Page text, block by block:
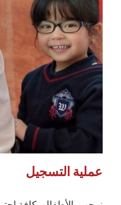
عملية التسجيل